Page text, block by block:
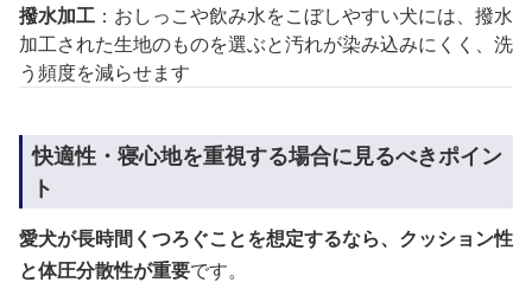
撥水加工 ：おしっこや飲み水をこぼしやすい犬には、撥水
加工された生地のものを選ぶと汚れが染み込みにくく、洗
う頻度を減らせます
快適性・寝心地を重視する場合に見るべきポイン
ト
愛犬が長時間くつろぐことを想定するなら、クッション性
と体圧分散性が重要です。